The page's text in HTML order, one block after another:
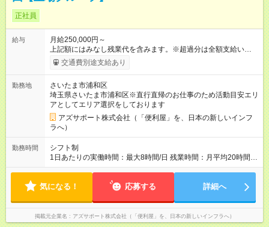
正社員
給与
月給250,000円～
上記額にはみなし残業代を含みます。※超過分は全額支給いたし
ます。 みなし残業代 73,808円／月 みなし残業時間 45時間／月
＜ボーナス＞ 合計で「年6回」お渡し └3ヶ月ごと（年4回）→A
万/年程度で動きます（一番高い方ですと400万超え） ※ボー
ナス合計が極端に150万を切る等ということはありません ＜年
収イメージ＞ (1)各月のボーナス支払い 1月～3月：月給のみ 4
月、7月、10月：月給＋ボーナスA 6月、12月：月給＋ボーナス
B (2)経験年数に伴う年収推移 入社1年目：470万（3割）～520
万円以上（6割）～高い方（1割）600万超え 3年目： 7割の社員
が年収600万円以上 --------------------------------- 昇給：あり ※年1
回評価に基づく 手当：あり 全額100%支給 ・交通費（通勤
社用車は、社員各自が保管していただきます 駐車場代が仮にか
かる場合、各自での負担となります 【試用期間】試用期間あり
試用期間の長さ：4ヶ月 ※ 雇用形態と給与に、本採用時と異なる
部分があります。 雇用形態：中途採用（契約社員） 給与：本採
用時と同じです。 試用期間中は嘱託社員契約となります。嘱託
社員契約中の給与・待遇・福利厚生は正社員のものと同じで
交通費別途支給あり
勤務地
さいたま市浦和区
埼玉県さいたま市浦和区※直行直帰のお仕事のため活動目安エリ
アとしてエリア選択をしております
アズサポート株式会社（「便利屋」を、日本の新しいインフ
ラへ）
勤務時間
シフト制
1日あたりの実働時間：最大8時間/日 残業時間：月平均20時間程
度 ※閑散月10時間ほど、繁忙期40時間ほど 【注意】 直行直帰の
によっては出勤・退勤時間が変動する場合がございます 例）
時代
気になる！ 応募する 詳細へ
掲載元企業名 アズサポート株式会社（「便利屋」を、日本の新しいインフラへ）